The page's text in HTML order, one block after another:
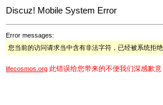
Discuz! Mobile System Error
Error messages:
您当前的访问请求当中含有非法字符，已经被系统拒绝
lifecosmos.org 此错误给您带来的不便我们深感歉意